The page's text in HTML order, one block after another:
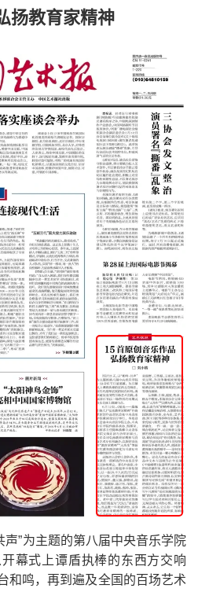
扬教育家精神
声”为主题的第八届中央音乐学院
幕式上谭盾执棒的东西方交响
和鸣，再到遍及全国的百场艺术